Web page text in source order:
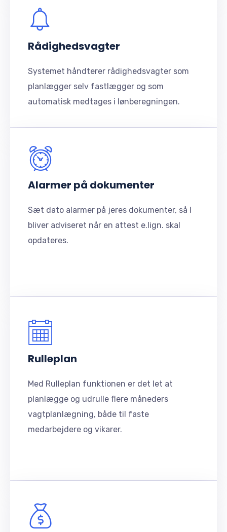
Rådighedsvagter
Systemet håndterer rådighedsvagter som
planlægger selv fastlægger og som
automatisk medtages i lønberegningen.
Alarmer på dokumenter
Sæt dato alarmer på jeres dokumenter, så I
bliver adviseret når en attest e.lign. skal
opdateres.
Rulleplan
Med Rulleplan funktionen er det let at
planlægge og udrulle flere måneders
vagtplanlægning, både til faste
medarbejdere og vikarer.